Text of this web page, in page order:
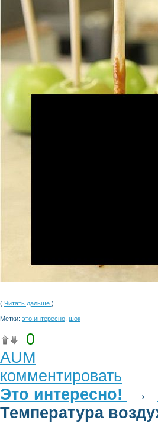
( Читать дальше )
Метки: это интересно шок
0
AUM
комментировать
Это интересно!
→
Температура